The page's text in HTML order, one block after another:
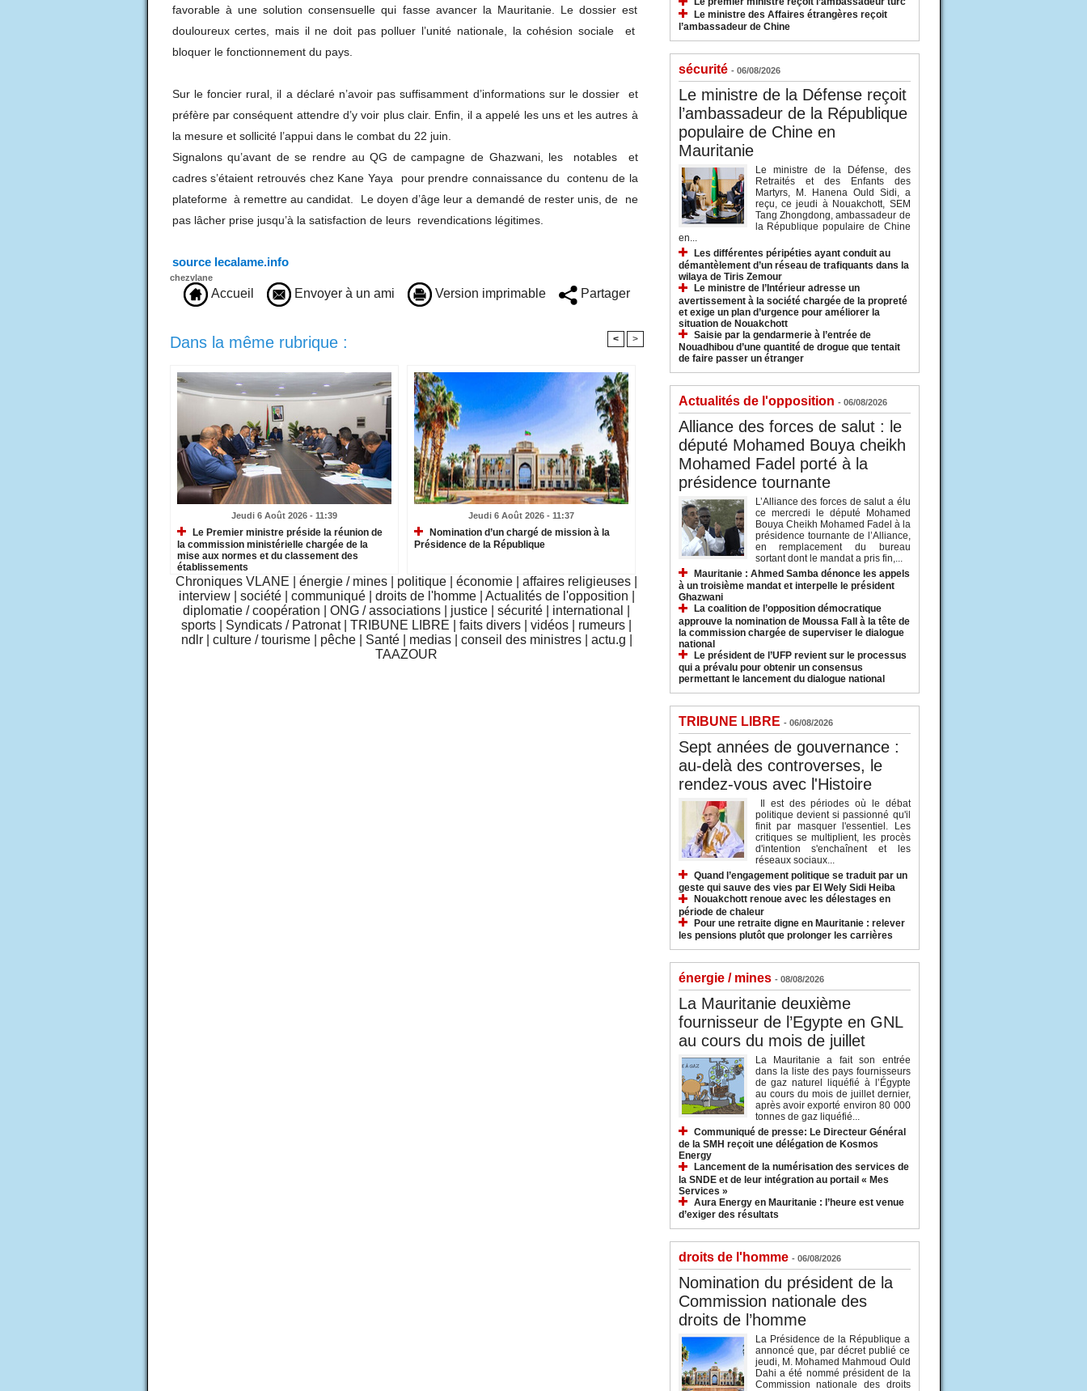
favorable à une solution consensuelle qui fasse avancer la Mauritanie. Le dossier est
douloureux certes, mais il ne doit pas polluer l’unité nationale, la cohésion sociale et
bloquer le fonctionnement du pays.
Sur le foncier rural, il a déclaré n’avoir pas suffisamment d’informations sur le dossier et
préfère par conséquent attendre d’y voir plus clair. Enfin, il a appelé les uns et les autres à
la mesure et sollicité l’appui dans le combat du 22 juin.
Signalons qu’avant de se rendre au QG de campagne de Ghazwani, les notables et
cadres s’étaient retrouvés chez Kane Yaya pour prendre connaissance du contenu de la
plateforme à remettre au candidat. Le doyen d’âge leur a demandé de rester unis, de ne
pas lâcher prise jusqu’à la satisfaction de leurs revendications légitimes.
source lecalame.info
chezvlane
Accueil Envoyer à un ami Version imprimable Partager
Dans la même rubrique : < >
Jeudi 6 Août 2026 - 11:39
Le Premier ministre préside la réunion de
la commission ministérielle chargée de la
mise aux normes et du classement des
établissements
Jeudi 6 Août 2026 - 11:37
Nomination d’un chargé de mission à la
Présidence de la République
Chroniques VLANE énergie / mines politique économie affaires religieuses
interview
société communiqué droits de l'homme Actualités de l'opposition
diplomatie / coopération
ONG / associations justice sécurité international
sports
Syndicats / Patronat TRIBUNE LIBRE faits divers vidéos rumeurs
ndlr
culture / tourisme pêche Santé medias conseil des ministres actu.g
TAAZOUR
Le ministre des Affaires étrangères reçoit
l’ambassadeur de Chine
sécurité - 06/08/2026
Le ministre de la Défense reçoit
l’ambassadeur de la République
populaire de Chine en
Mauritanie
Le ministre de la Défense, des
Retraités et des Enfants des
Martyrs, M. Hanena Ould Sidi, a
reçu, ce jeudi à Nouakchott, SEM
Tang Zhongdong, ambassadeur de
la République populaire de Chine
en...
Les différentes péripéties ayant conduit au
démantèlement d’un réseau de trafiquants dans la
wilaya de Tiris Zemour
Le ministre de l’Intérieur adresse un
avertissement à la société chargée de la propreté
et exige un plan d’urgence pour améliorer la
situation de Nouakchott
Saisie par la gendarmerie à l’entrée de
Nouadhibou d’une quantité de drogue que tentait
de faire passer un étranger
Actualités de l'opposition - 06/08/2026
Alliance des forces de salut : le
député Mohamed Bouya cheikh
Mohamed Fadel porté à la
présidence tournante
L’Alliance des forces de salut a élu
ce mercredi le député Mohamed
Bouya Cheikh Mohamed Fadel à la
présidence tournante de l’Alliance,
en remplacement du bureau
sortant dont le mandat a pris fin,...
Mauritanie : Ahmed Samba dénonce les appels
à un troisième mandat et interpelle le président
Ghazwani
La coalition de l’opposition démocratique
approuve la nomination de Moussa Fall à la tête de
la commission chargée de superviser le dialogue
national
Le président de l’UFP revient sur le processus
qui a prévalu pour obtenir un consensus
permettant le lancement du dialogue national
TRIBUNE LIBRE - 06/08/2026
Sept années de gouvernance :
au-delà des controverses, le
rendez-vous avec l'Histoire
Il est des périodes où le débat
politique devient si passionné qu'il
finit par masquer l'essentiel. Les
critiques se multiplient, les procès
d'intention s'enchaînent et les
réseaux sociaux...
Quand l’engagement politique se traduit par un
geste qui sauve des vies par El Wely Sidi Heiba
Nouakchott renoue avec les délestages en
période de chaleur
Pour une retraite digne en Mauritanie : relever
les pensions plutôt que prolonger les carrières
énergie / mines - 08/08/2026
La Mauritanie deuxième
fournisseur de l’Egypte en GNL
au cours du mois de juillet
La Mauritanie a fait son entrée
dans la liste des pays fournisseurs
de gaz naturel liquéfié à l’Égypte
au cours du mois de juillet dernier,
après avoir exporté environ 80 000
tonnes de gaz liquéfié...
Communiqué de presse: Le Directeur Général
de la SMH reçoit une délégation de Kosmos
Energy
Lancement de la numérisation des services de
la SNDE et de leur intégration au portail « Mes
Services »
Aura Energy en Mauritanie : l’heure est venue
d’exiger des résultats
droits de l'homme - 06/08/2026
Nomination du président de la
Commission nationale des
droits de l’homme
La Présidence de la République a
annoncé que, par décret publié ce
jeudi, M. Mohamed Mahmoud Ould
Dahi a été nommé président de la
Commission nationale des droits